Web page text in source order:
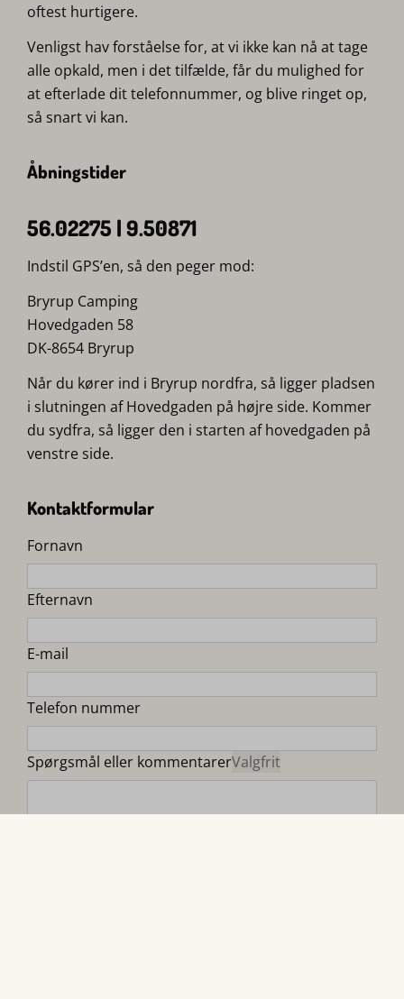
oftest hurtigere.
Venligst hav forståelse for, at vi ikke kan nå at tage
alle opkald, men i det tilfælde, får du mulighed for
at efterlade dit telefonnummer, og blive ringet op,
så snart vi kan.
Åbningstider
56.02275 | 9.50871
Indstil GPS’en, så den peger mod:
Bryrup Camping
Hovedgaden 58
DK-8654 Bryrup
Når du kører ind i Bryrup nordfra, så ligger pladsen
i slutningen af Hovedgaden på højre side. Kommer
du sydfra, så ligger den i starten af hovedgaden på
venstre side.
Kontaktformular
Fornavn
Efternavn
E-mail
Telefon nummer
Spørgsmål eller kommentarerValgfrit